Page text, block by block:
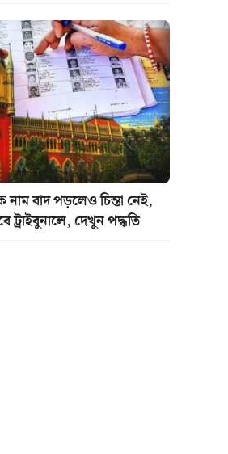
নাম বাদ পড়লেও চিন্তা নেই,
দেখুন পদ্ধতি